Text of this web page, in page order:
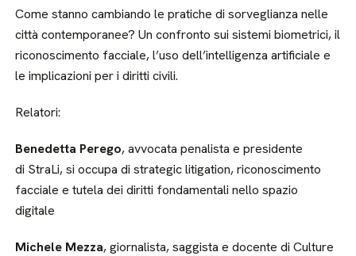
Come stanno cambiando le pratiche di sorveglianza nelle
città contemporanee? Un confronto sui sistemi biometrici, il
riconoscimento facciale, l’uso dell’intelligenza artificiale e
le implicazioni per i diritti civili.
Relatori:
Benedetta Perego, avvocata penalista e presidente
di StraLi, si occupa di strategic litigation, riconoscimento
facciale e tutela dei diritti fondamentali nello spazio
digitale
Michele Mezza, giornalista, saggista e docente di Culture